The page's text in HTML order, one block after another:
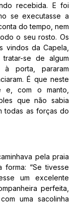
recebida. E foi
se executasse a
do tempo, nem
o seu rosto. Os
vindos da Capela,
se de algum
à porta, pararam
É que neste
e, com o manto,
que não sabia
todas as forças do
pela praia
forma: “Se tivesse
um excelente
perfeita,
uma sacolinha